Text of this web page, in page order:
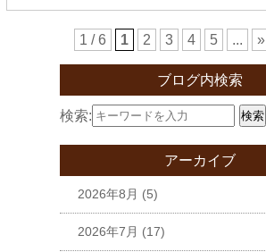
1 / 6 1 2 3 4 5 ... »
ブログ内検索
検索: 検索
アーカイブ
2026年8月 (5)
2026年7月 (17)